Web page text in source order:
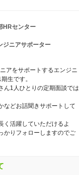
HRセンター
ジニアサポーター
アをサポートするエンジニ
生です。
ん1人ひとりの定期面談では
などお話聞きサポートして
く活躍していただけるよ
かりフォローしますのでご